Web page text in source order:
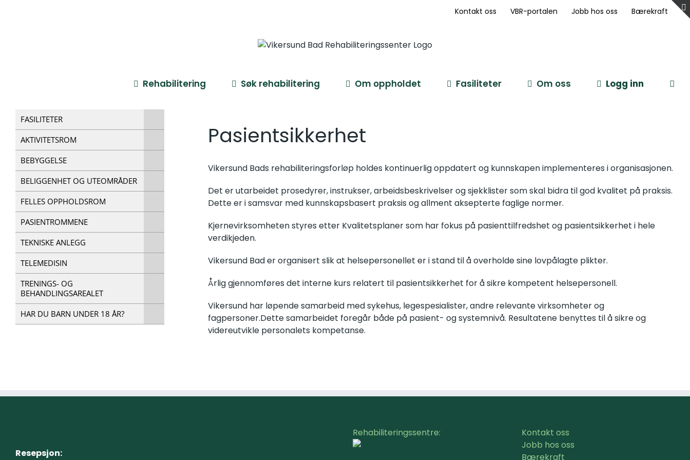
Kontakt oss VBR-portalen Jobb hos oss Bærekraft
Rehabilitering Søk rehabilitering Om oppholdet Fasiliteter Om oss Logg inn
Pasientsikkerhet
Vikersund Bads rehabiliteringsforløp holdes kontinuerlig oppdatert og kunnskapen implementeres i organisasjonen.
Det er utarbeidet prosedyrer, instrukser, arbeidsbeskrivelser og sjekklister som skal bidra til god kvalitet på praksis.
Dette er i samsvar med kunnskapsbasert praksis og allment aksepterte faglige normer.
Kjernevirksomheten styres etter Kvalitetsplaner som har fokus på pasienttilfredshet og pasientsikkerhet i hele
verdikjeden.
Vikersund Bad er organisert slik at helsepersonellet er i stand til å overholde sine lovpålagte plikter.
Årlig gjennomføres det interne kurs relatert til pasientsikkerhet for å sikre kompetent helsepersonell.
Vikersund har løpende samarbeid med sykehus, legespesialister, andre relevante virksomheter og
fagpersoner.Dette samarbeidet foregår både på pasient- og systemnivå. Resultatene benyttes til å sikre og
videreutvikle personalets kompetanse.
FASILITETER
AKTIVITETSROM
BEBYGGELSE
BELIGGENHET OG UTEOMRÅDER
FELLES OPPHOLDSROM
PASIENTROMMENE
TEKNISKE ANLEGG
TELEMEDISIN
TRENINGS- OG
BEHANDLINGSAREALET
HAR DU BARN UNDER 18 ÅR?
Resepsjon:
Rehabiliteringssentre:
Kontakt oss
Jobb hos oss
Bærekraft